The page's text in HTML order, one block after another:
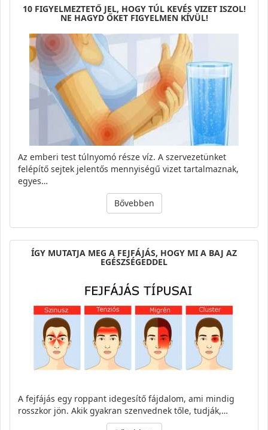
10 FIGYELMEZTETŐ JEL, HOGY TÚL KEVÉS VIZET ISZOL!
NE HAGYD ŐKET FIGYELMEN KÍVÜL!
Az emberi test túlnyomó része víz. A szervezetünket
felépítő sejtek jelentős mennyiségű vizet tartalmaznak,
egyes…
Bővebben
ÍGY MUTATJA MEG A FEJFÁJÁS, HOGY MI A BAJ AZ
EGÉSZSÉGEDDEL
A fejfájás egy roppant idegesítő fájdalom, ami mindig
rosszkor jön. Akik gyakran szenvednek tőle, tudják,…